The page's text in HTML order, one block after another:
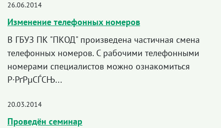
26.06.2014
Изменение телефонных номеров
В ГБУЗ ПК "ПКОД" произведена частичная смена
телефонных номеров. С рабочими телефонными
номерами специалистов можно ознакомиться
Р·РґРµСЃСЊ...
20.03.2014
Проведён семинар